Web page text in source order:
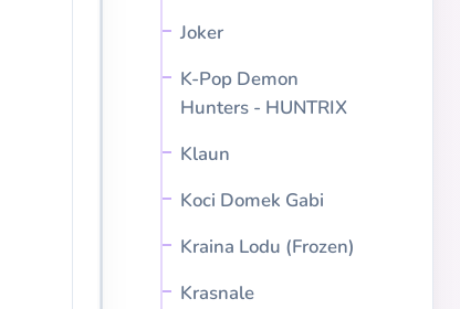
Joker
K-Pop Demon
Hunters - HUNTRIX
Klaun
Koci Domek Gabi
Kraina Lodu (Frozen)
Krasnale